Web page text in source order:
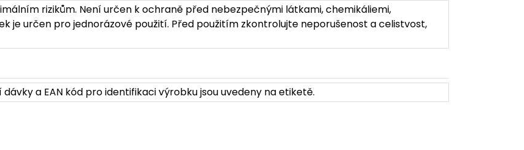
rizikům. Není určen k ochraně před nebezpečnými látkami, chemikáliemi,
je určen pro jednorázové použití. Před použitím zkontrolujte neporušenost a celistvost,
a EAN kód pro identifikaci výrobku jsou uvedeny na etiketě.